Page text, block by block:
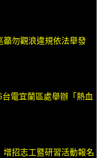
勿觀浪違規依法舉發
電宜蘭區處舉辦「熱血
招志工暨研習活動報名